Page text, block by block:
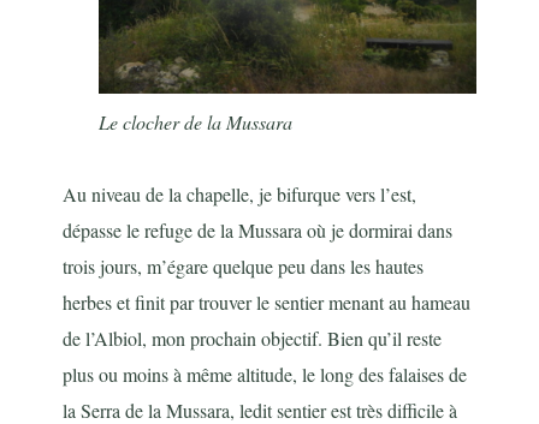
Le clocher de la Mussara
Au niveau de la chapelle, je bifurque vers l’est,
dépasse le refuge de la Mussara où je dormirai dans
trois jours, m’égare quelque peu dans les hautes
herbes et finit par trouver le sentier menant au hameau
de l’Albiol, mon prochain objectif. Bien qu’il reste
plus ou moins à même altitude, le long des falaises de
la Serra de la Mussara, ledit sentier est très difficile à